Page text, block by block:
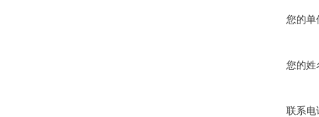
您的单
您的姓
联系电